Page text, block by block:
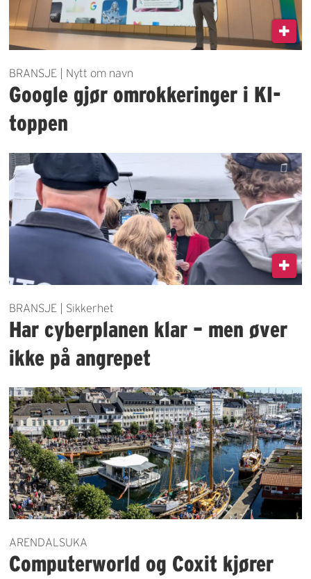
BRANSJE | Nytt om navn
Google gjør omrokkeringer i KI-
toppen
BRANSJE | Sikkerhet
Har cyberplanen klar – men øver
ikke på angrepet
ARENDALSUKA
Computerworld og Coxit kjører